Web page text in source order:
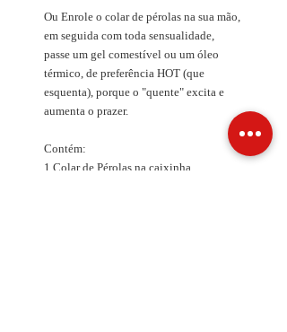
Ou Enrole o colar de pérolas na sua mão,
em seguida com toda sensualidade,
passe um gel comestível ou um óleo
térmico, de preferência HOT (que
esquenta), porque o "quente" excita e
aumenta o prazer.
Contém:
1 Colar de Pérolas na caixinha